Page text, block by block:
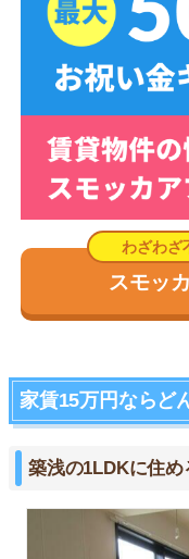
スモッ
家賃15万円ならど
築浅の1LDKに住め